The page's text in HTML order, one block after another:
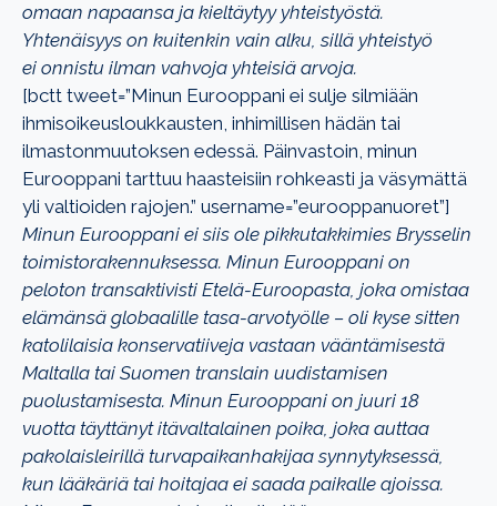
omaan napaansa ja kieltäytyy yhteistyöstä.
Yhtenäisyys on kuitenkin vain alku, sillä yhteistyö
ei onnistu ilman vahvoja yhteisiä arvoja.
[bctt tweet=”Minun Eurooppani ei sulje silmiään
ihmisoikeusloukkausten, inhimillisen hädän tai
ilmastonmuutoksen edessä. Päinvastoin, minun
Eurooppani tarttuu haasteisiin rohkeasti ja väsymättä
yli valtioiden rajojen.” username=”eurooppanuoret”]
Minun Eurooppani ei siis ole pikkutakkimies Brysselin
toimistorakennuksessa. Minun Eurooppani on
peloton transaktivisti Etelä-Euroopasta, joka omistaa
elämänsä globaalille tasa-arvotyölle – oli kyse sitten
katolilaisia konservatiiveja vastaan vääntämisestä
Maltalla tai Suomen translain uudistamisen
puolustamisesta. Minun Eurooppani on juuri 18
vuotta täyttänyt itävaltalainen poika, joka auttaa
pakolaisleirillä turvapaikanhakijaa synnytyksessä,
kun lääkäriä tai hoitajaa ei saada paikalle ajoissa.